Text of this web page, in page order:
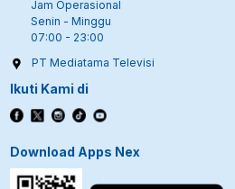
Jam Operasional
Senin - Minggu
07:00 - 23:00
PT Mediatama Televisi
Ikuti Kami di
Download Apps Nex